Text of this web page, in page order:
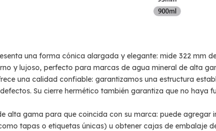
una forma cónica alargada y elegante: mide 322 mm
y lujoso, perfecto para marcas de agua mineral de alta
una calidad confiable: garantizamos una estructura
Su cierre hermético también garantiza que no haya
alta gama para que coincida con su marca: puede
tapas o etiquetas únicas) u obtener cajas de embalaje